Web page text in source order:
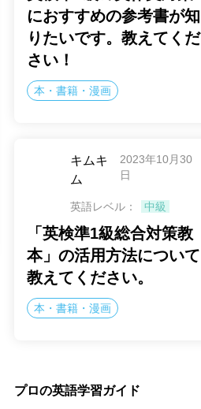
におすすめの参考書が知
りたいです。教えてくだ
さい！
本・書籍・漫画
キムキ
ム
2023年10月30
日
英語レベル： 中級
「英検準1級総合対策教
本」の活用方法について
教えてください。
本・書籍・漫画
プロの英語学習ガイド